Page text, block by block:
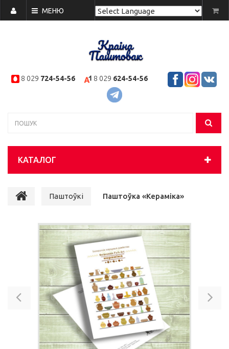
МЕНЮ
8 029 724-54-56 8 029 624-54-56
КАТАЛОГ
Паштоўкі Паштоўка «Кераміка»
Previous